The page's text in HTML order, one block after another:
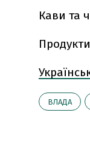
Кави та
ВЛАДА